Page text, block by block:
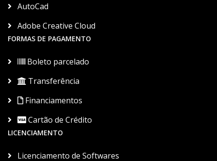
AutoCad
Adobe Creative Cloud
FORMAS DE PAGAMENTO
Boleto parcelado
Transferência
Financiamentos
Cartão de Crédito
LICENCIAMENTO
Licenciamento de Softwares